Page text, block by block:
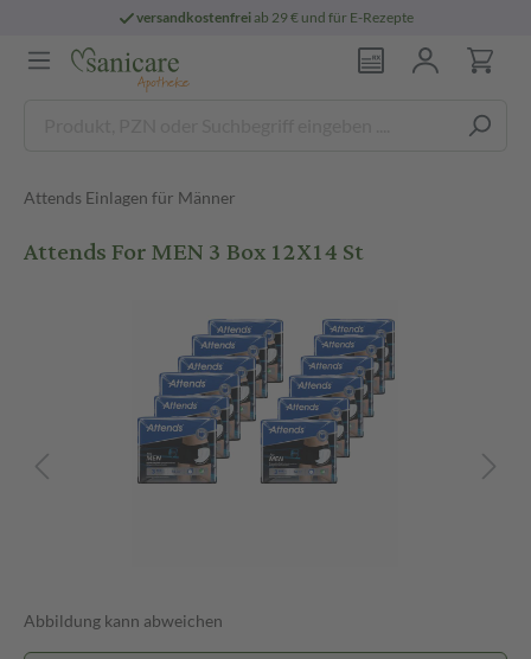
versandkostenfreiab 29 € und für E-Rezepte
Attends Einlagen für Männer
Attends For MEN 3 Box 12X14 St
Abbildung kann abweichen